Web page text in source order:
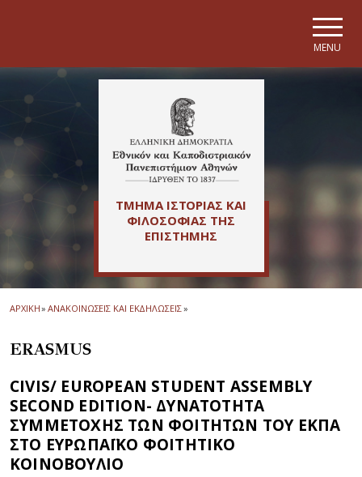
MENU
ΤΜΗΜΑ ΙΣΤΟΡΙΑΣ ΚΑΙ
ΦΙΛΟΣΟΦΙΑΣ ΤΗΣ
ΕΠΙΣΤΗΜΗΣ
ΑΡΧΙΚΗ» ΑΝΑΚΟΙΝΩΣΕΙΣ ΚΑΙ ΕΚΔΗΛΩΣΕΙΣ»
ERASMUS
CIVIS/ EUROPEAN STUDENT ASSEMBLY
SECOND EDITION- ΔΥΝΑΤΟΤΗΤΑ
ΣΥΜΜΕΤΟΧΗΣ ΤΩΝ ΦΟΙΤΗΤΩΝ ΤΟΥ ΕΚΠΑ
ΣΤΟ ΕΥΡΩΠΑΪΚΟ ΦΟΙΤΗΤΙΚΟ
ΚΟΙΝΟΒΟΥΛΙΟ